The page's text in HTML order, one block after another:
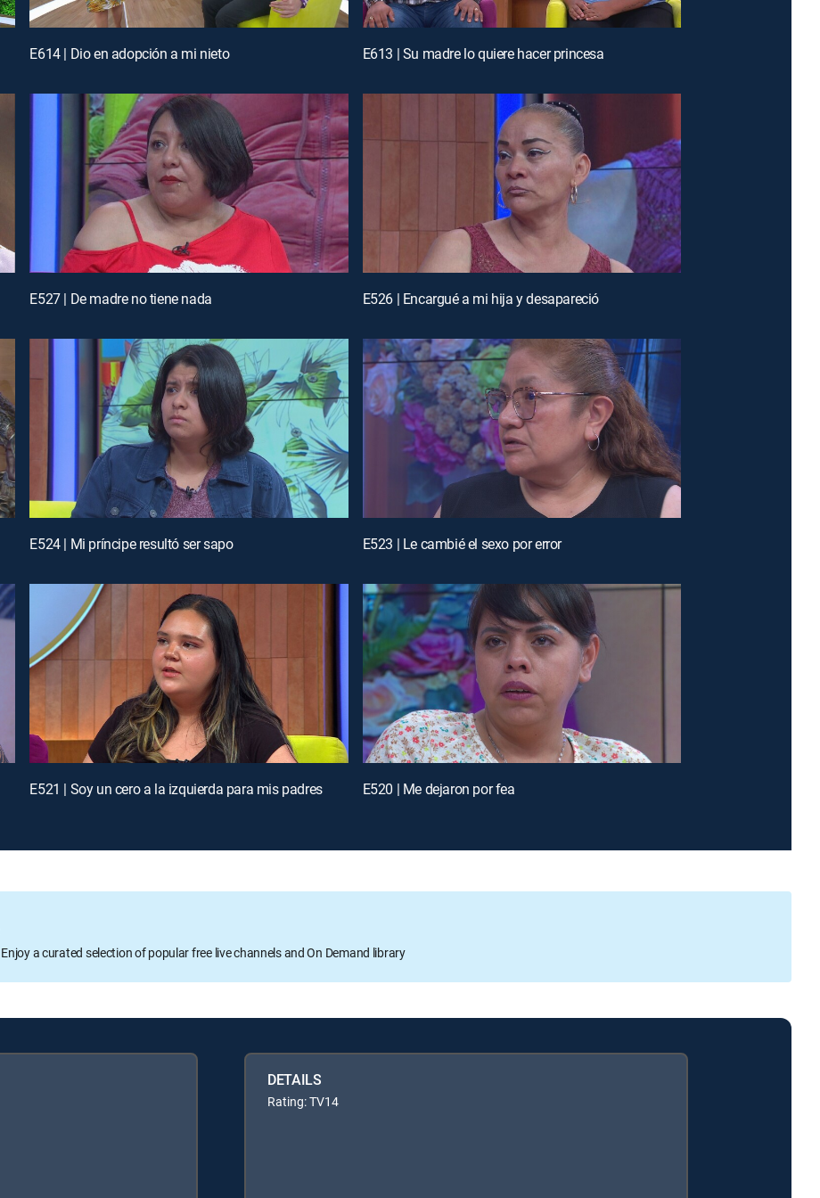
E614 | Dio en adopción a mi nieto E613 | Su madre lo quiere hacer princesa
E527 | De madre no tiene nada E526 | Encargué a mi hija y desapareció
E524 | Mi príncipe resultó ser sapo E523 | Le cambié el sexo por error
E521 | Soy un cero a la izquierda para mis padres E520 | Me dejaron por fea
Enjoy a curated selection of popular free live channels and On Demand library
DETAILS
Rating: TV14